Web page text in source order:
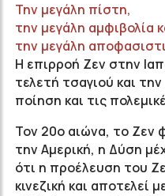
Την μεγάλη πίστη,
την μεγάλη αμφιβολία
την μεγάλη
Η επιρροή Ζεν στην
τελετή τσαγιού και
ποίηση και τις
Τον 20ο αιώνα, το Ζεν
την Αμερική, η Δύση
ότι η προέλευση του
κινεζική και αποτελεί